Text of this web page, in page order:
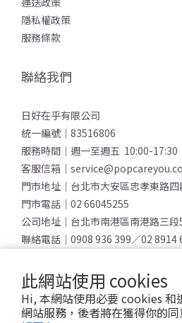
此網站使用 cookies
Hi, 本網站使用必要 cookies 和
網站服務，後者將在獲得你的
隱私權政策
服務條款
聯絡我們
日好在乎有限公司
統一編號｜83516806
服務時間｜週一至週五 10:00-17:30
客服信箱｜
門市地址｜台北市大安區忠孝東路
門市電話｜02 66045255
公司地址｜台北市南港區南港路三
聯絡電話｜0908 936 399／02 8914